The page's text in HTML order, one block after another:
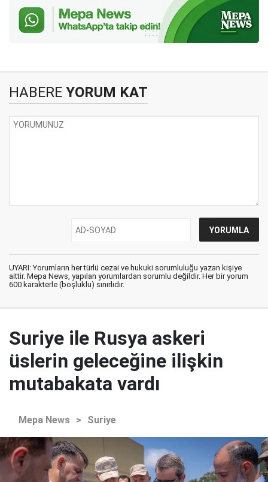
HABERE YORUM KAT
UYARI: Yorumların her türlü cezai ve hukuki sorumluluğu yazan kişiye
aittir. Mepa News, yapılan yorumlardan sorumlu değildir. Her bir yorum
600 karakterle (boşluklu) sınırlıdır.
Suriye ile Rusya askeri
üslerin geleceğine ilişkin
mutabakata vardı
Mepa News > Suriye